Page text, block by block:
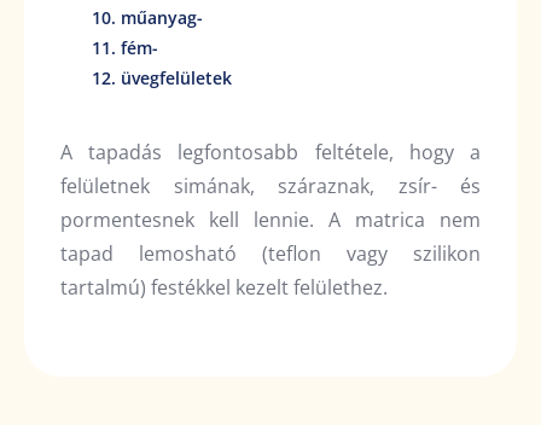
műanyag-
fém-
üvegfelületek
A tapadás legfontosabb feltétele, hogy a
felületnek simának, száraznak, zsír- és
pormentesnek kell lennie. A matrica nem
tapad lemosható (teflon vagy szilikon
tartalmú) festékkel kezelt felülethez.